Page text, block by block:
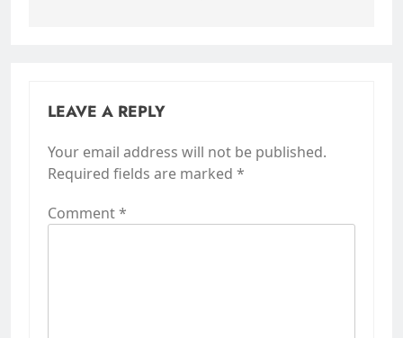
LEAVE A REPLY
Your email address will not be published.
Required fields are marked *
Comment*